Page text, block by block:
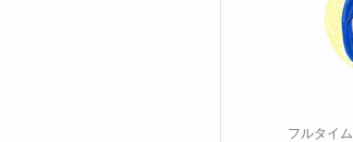
フルタイ